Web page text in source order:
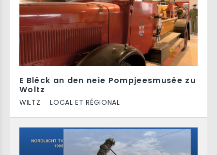
E Bléck an den neie Pompjeesmusée zu
Woltz
WILTZ LOCAL ET RÉGIONAL